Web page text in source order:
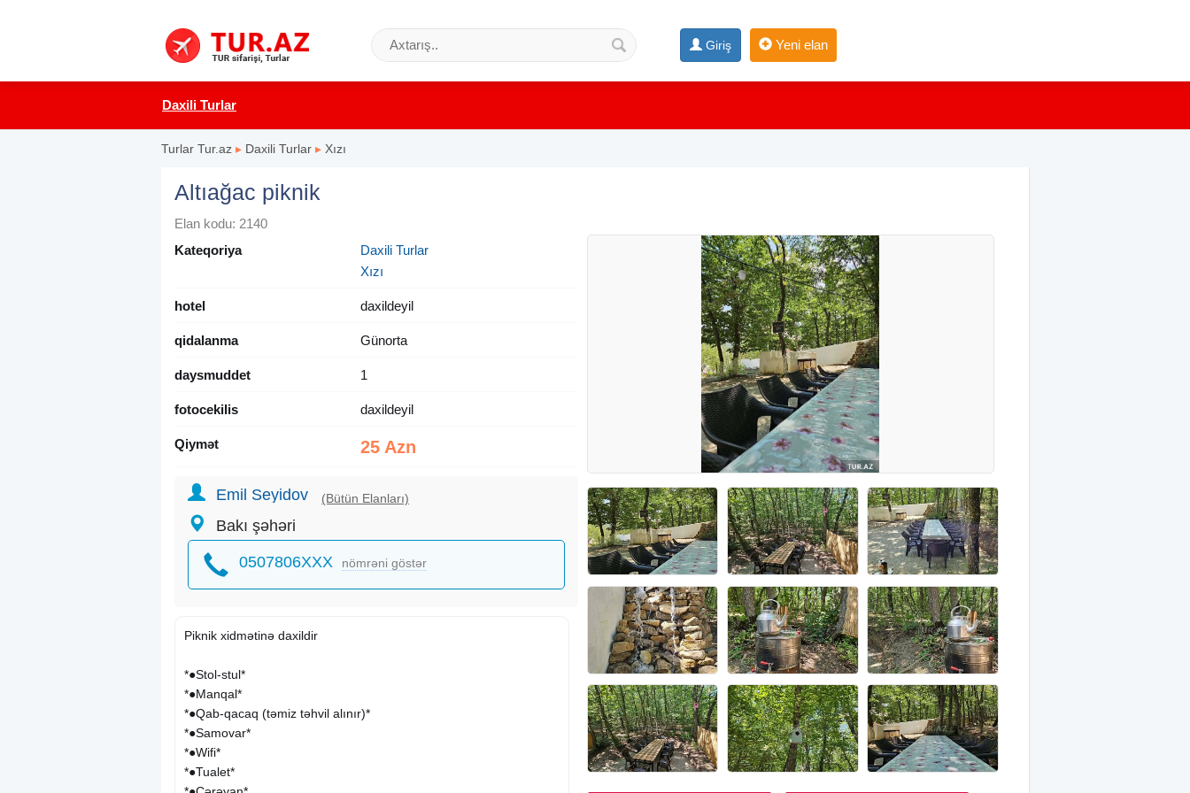
Giriş Yeni elan
Daxili Turlar
Turlar Tur.az ▸ Daxili Turlar ▸ Xızı
Altıağac piknik
Elan kodu: 2140
Kateqoriya
Daxili Turlar
Xızı
hotel daxildeyil
qidalanma Günorta
daysmuddet 1
fotocekilis daxildeyil
Qiymət 25 Azn
Emil Seyidov (Bütün Elanları)
Bakı şəhəri
0507806XXX nömrəni göstər
Piknik xidmətinə daxildir
*●Stol-stul*
*●Manqal*
*●Qab-qacaq (təmiz təhvil alınır)*
*●Samovar*
*●Wifi*
*●Tualet*